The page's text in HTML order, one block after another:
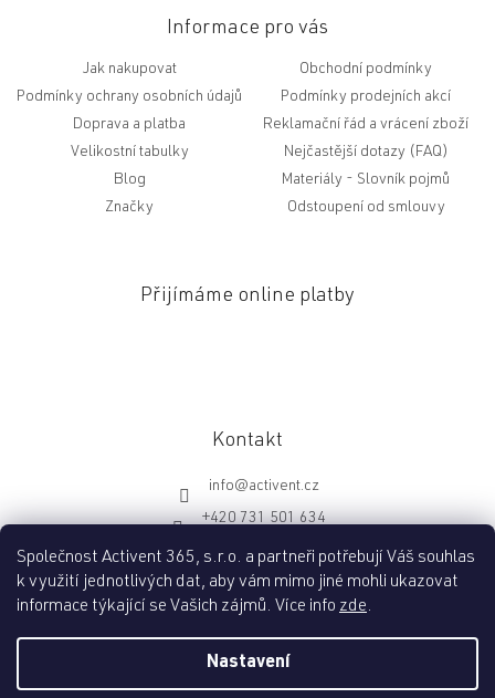
Společnost Activent 365, s.r.o. a partneři potřebují Váš souhlas
k využití jednotlivých dat, aby vám mimo jiné mohli ukazovat
informace týkající se Vašich zájmů. Více info zde.
Nastavení
Informace pro vás
Jak nakupovat
Obchodní podmínky
Podmínky ochrany osobních údajů
Podmínky prodejních akcí
Doprava a platba
Reklamační řád a vrácení zboží
Velikostní tabulky
Nejčastější dotazy (FAQ)
Blog
Slovník pojmů
Značky
Odstoupení od smlouvy
Přijímáme online platby
Kontakt
info@activent.cz
+420 731 501 634
http://fb.com/activentcz